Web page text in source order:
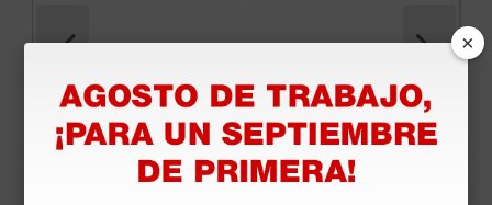
Mini espéculo desechable negro - Ø 2,5 mm - 100
unidades
×